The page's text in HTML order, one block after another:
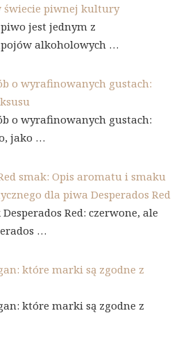
świecie piwnej kultury
jest jednym z
alkoholowych …
o wyrafinowanych gustach:
o wyrafinowanych gustach:
jako …
smak: Opis aromatu i smaku
dla piwa Desperados Red
Red: czerwone, ale
…
które marki są zgodne z
które marki są zgodne z